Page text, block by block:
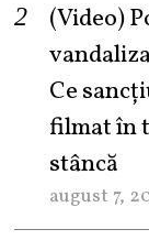
(Video)
Ce
filmat în
stâncă
august 7,